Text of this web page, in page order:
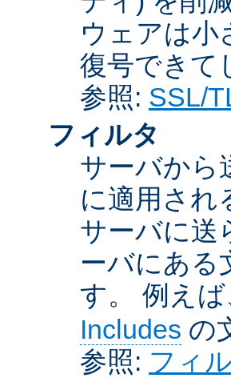
ウェアは小
復号できて
参照: SSL/
フィルタ
サーバから
に適用され
サーバに送
ーバにある
す。 例えば
Includes の
参照: フィ